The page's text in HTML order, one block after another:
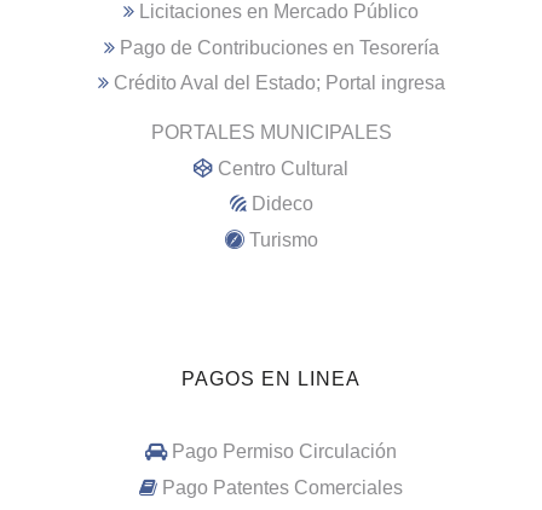
Licitaciones en Mercado Público
Pago de Contribuciones en Tesorería
Crédito Aval del Estado; Portal ingresa
PORTALES MUNICIPALES
Centro Cultural
Dideco
Turismo
PAGOS EN LINEA
Pago Permiso Circulación
Pago Patentes Comerciales